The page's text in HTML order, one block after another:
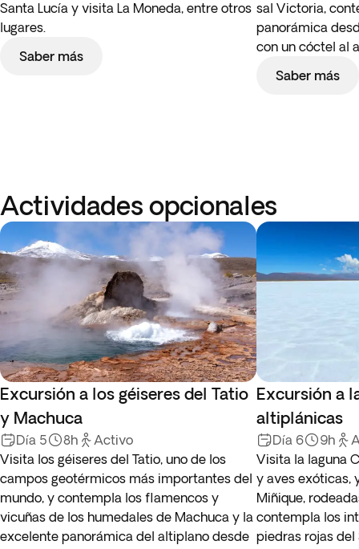
Santa Lucía y visita La Moneda, entre otros
lugares.
Saber más
sal Victoria,
panorámica
con un cóctel al
Saber más
Actividades opcionales
Excursión a los géiseres del Tatio
y Machuca
Día 5 8h
Activo
Visita los géiseres del Tatio, uno de los
campos geotérmicos más importantes del
mundo, y contempla los flamencos y
vicuñas de los humedales de Machuca y la
excelente panorámica del altiplano desde
Excursión a
altiplánicas
Día 6 9h
Visita la laguna
y aves exóticas,
Miñique,
contempla los
piedras rojas del